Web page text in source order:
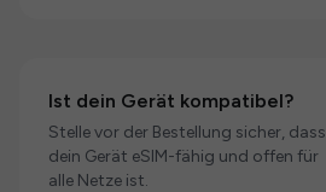
Ist dein Gerät kompatibel?
Stelle vor der Bestellung sicher, dass
dein Gerät eSIM-fähig und offen für
alle Netze ist.